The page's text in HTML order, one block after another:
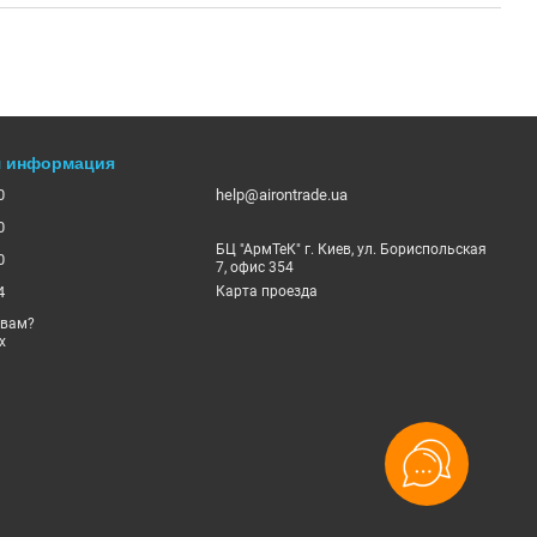
информация
help@airontrade.ua
БЦ "АрмТеК" г. Киев, ул. Бориспольская
7, офис 354
Карта проезда